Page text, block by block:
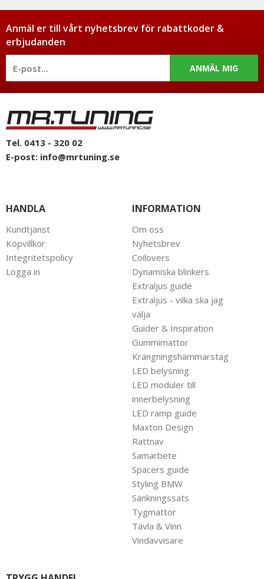
Anmäl er till vårt nyhetsbrev för rabattkoder &
erbjudanden
ANMÄL MIG
Tel. 0413 - 320 02
E-post: info@mrtuning.se
HANDLA
Kundtjänst
Köpvillkor
Integritetspolicy
Logga in
INFORMATION
Om oss
Nyhetsbrev
Coilovers
Dynamiska blinkers
Extraljus guide
Extraljus - vilka ska jag
välja
Guider & Inspiration
Gummimattor
Krängningshämmarstag
LED belysning
LED moduler till
innerbelysning
LED ramp guide
Maxton Design
Rattnav
Samarbete
Spacers guide
Styling BMW
Sänkningssats
Tygmattor
Tävla & Vinn
Vindavvisare